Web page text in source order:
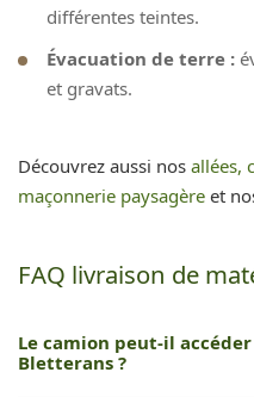
différentes teintes.
Évacuation de terre :
et gravats.
Découvrez aussi nos allées,
maçonnerie paysagère et
FAQ livraison de
Le camion peut-il
Bletterans ?